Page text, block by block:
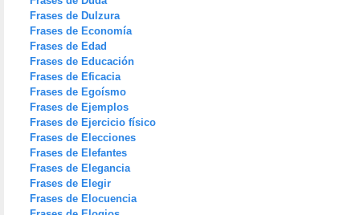
Frases de Dulzura
Frases de Economía
Frases de Edad
Frases de Educación
Frases de Eficacia
Frases de Egoísmo
Frases de Ejemplos
Frases de Ejercicio físico
Frases de Elecciones
Frases de Elefantes
Frases de Elegancia
Frases de Elegir
Frases de Elocuencia